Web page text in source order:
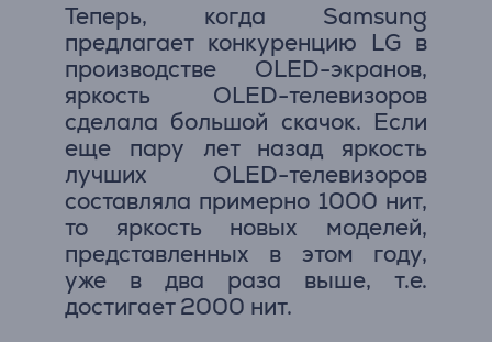
Теперь, когда Samsung
предлагает конкуренцию LG в
производстве OLED-экранов,
яркость OLED-телевизоров
сделала большой скачок. Если
еще пару лет назад яркость
лучших OLED-телевизоров
составляла примерно 1000 нит,
то яркость новых моделей,
представленных в этом году,
уже в два раза выше, т.е.
достигает 2000 нит.